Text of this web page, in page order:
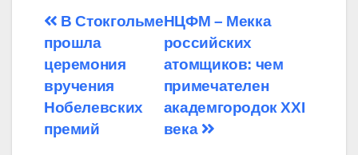
Навигация
по
записям
НЦФМ – Мекка
российских
атомщиков: чем
примечателен
академгородок XXI
века
В Стокгольме
прошла
церемония
вручения
Нобелевских
премий